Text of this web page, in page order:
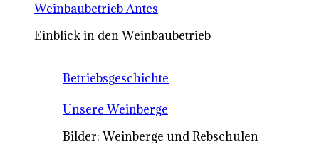
Weinbaubetrieb Antes
Einblick in den Weinbaubetrieb
Betriebsgeschichte
Unsere Weinberge
Bilder: Weinberge und Rebschulen